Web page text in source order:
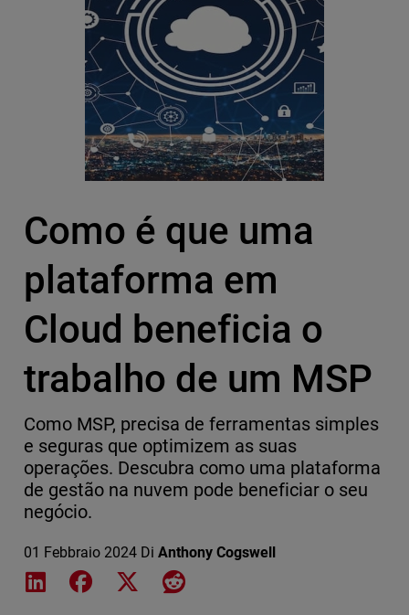
Como é que uma
plataforma em
Cloud beneficia o
trabalho de um MSP
Como MSP, precisa de ferramentas simples
e seguras que optimizem as suas
operações. Descubra como uma plataforma
de gestão na nuvem pode beneficiar o seu
negócio.
01 Febbraio 2024 Di Anthony Cogswell
Share on LinkedIn
Share on Facebook
Share on XShare on Reddit